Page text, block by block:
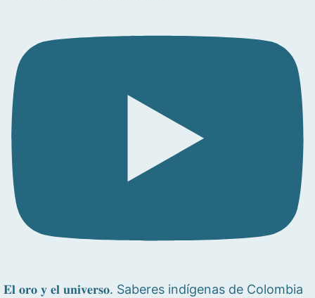
𝐄𝐥 𝐨𝐫𝐨 𝐲 𝐞𝐥 𝐮𝐧𝐢𝐯𝐞𝐫𝐬𝐨. Saberes indígenas de Colombia